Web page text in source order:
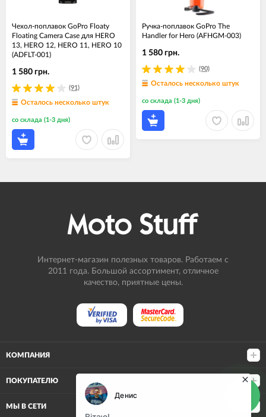
Чехол-поплавок GoPro Floaty
Floating Camera Case для HERO
13, HERO 12, HERO 11, HERO 10
(ADFLT-001)
(91)
1 580 грн.
Осталось несколько штук
со склада (1-3 дня)
Ручка-поплавок GoPro The
Handler for Hero (AFHGM-003)
(90)
1 580 грн.
Осталось несколько штук
со склада (1-3 дня)
Интернет-магазин полезных товаров. Работаем с
2011 года. Большой ассортимент, отличное
качество, приятные цены.
КОМПАНИЯ
ПОКУПАТЕЛЮ
МЫ В СЕТИ